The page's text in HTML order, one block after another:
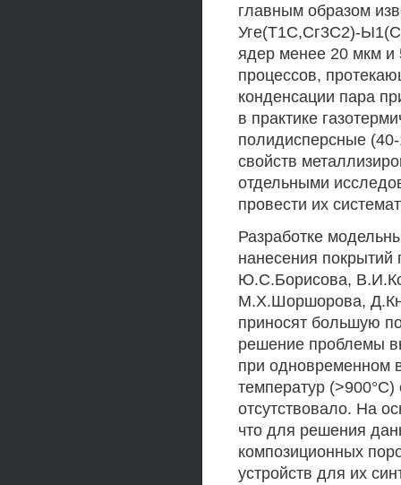
главным образом
Уге(Т1С,Сг3С2)-
ядер менее 20 мкм и
процессов,
конденсации пара
в практике
полидисперсные
свойств
отдельными
провести их
Разработке
нанесения
Ю.С.Борисова,
М.Х.Шоршорова,
приносят большую
решение проблемы
при одновременном
температур
отсутствовало. На
что для решения
композиционных
устройств для их